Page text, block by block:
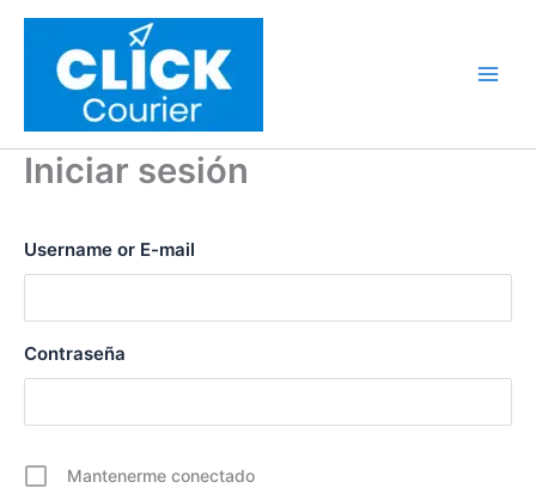
contenido
Iniciar sesión
Username or E-mail
Contraseña
Mantenerme conectado